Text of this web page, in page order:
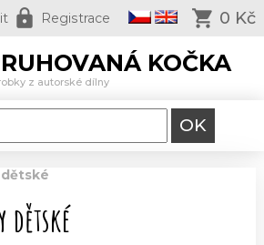
Registrace 0 Kč
KOČKA
z autorské dílny